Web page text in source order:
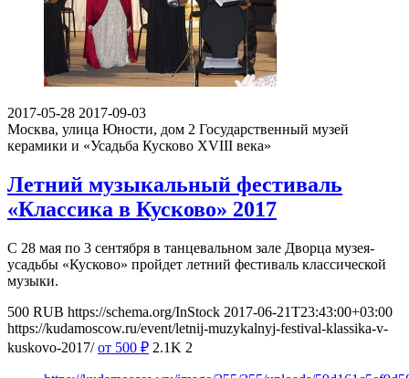
2017-05-28 2017-09-03
Москва, улица Юности, дом 2 Государственный музей
керамики и «Усадьба Кусково XVIII века»
Летний музыкальный фестиваль
«Классика в Кусково» 2017
С 28 мая по 3 сентября в танцевальном зале Дворца музея-
усадьбы «Кусково» пройдет летний фестиваль классической
музыки.
500 RUB https://schema.org/InStock 2017-06-21T23:43:00+03:00
https://kudamoscow.ru/event/letnij-muzykalnyj-festival-klassika-v-
kuskovo-2017/ от 500 ₽ 2.1K 2